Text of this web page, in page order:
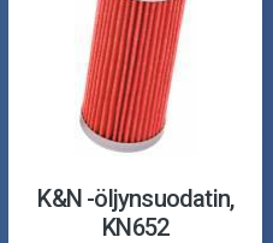
K&N -öljynsuodatin,
KN652